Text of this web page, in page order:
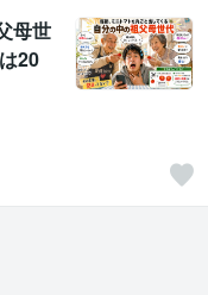
母世
20